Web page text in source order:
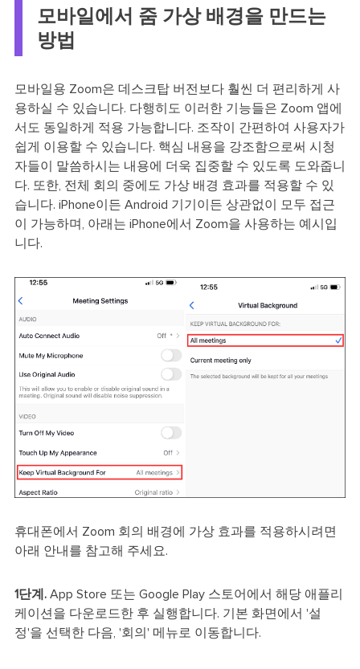
모바일에서 줌 가상 배경을 만드는
방법
모바일용 Zoom은 데스크탑 버전보다 훨씬 더 편리하게 사
용하실 수 있습니다. 다행히도 이러한 기능들은 Zoom 앱에
서도 동일하게 적용 가능합니다. 조작이 간편하여 사용자가
쉽게 이용할 수 있습니다. 핵심 내용을 강조함으로써 시청
자들이 말씀하시는 내용에 더욱 집중할 수 있도록 도와줍니
다. 또한, 전체 회의 중에도 가상 배경 효과를 적용할 수 있
습니다. iPhone이든 Android 기기이든 상관없이 모두 접근
이 가능하며, 아래는 iPhone에서 Zoom을 사용하는 예시입
니다.
휴대폰에서 Zoom 회의 배경에 가상 효과를 적용하시려면
아래 안내를 참고해 주세요.
1단계.App Store 또는 Google Play 스토어에서 해당 애플리
케이션을 다운로드한 후 실행합니다. 기본 화면에서 '설
정'을 선택한 다음, '회의' 메뉴로 이동합니다.